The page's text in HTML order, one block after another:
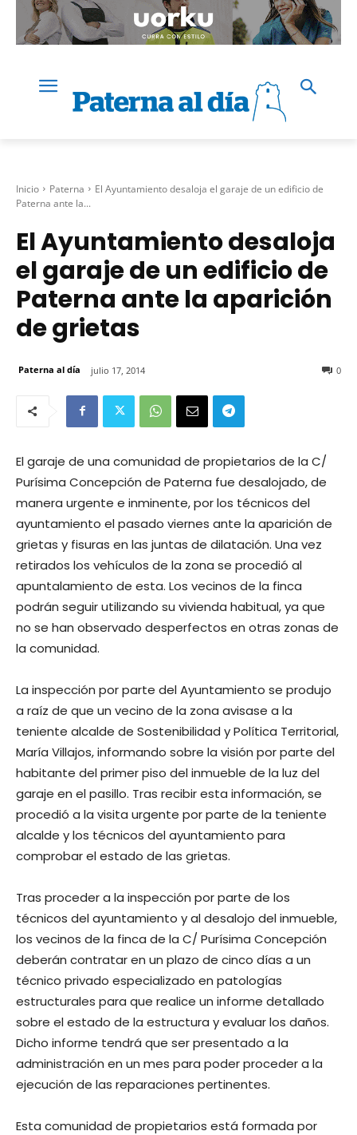
Inicio Paterna
El Ayuntamiento desaloja el garaje de un edificio de
Paterna ante la...
El Ayuntamiento desaloja
el garaje de un edificio de
Paterna ante la aparición
de grietas
Paterna al día julio 17, 2014 0
El garaje de una comunidad de propietarios de la C/
Purísima Concepción de Paterna fue desalojado, de
manera urgente e inminente, por los técnicos del
ayuntamiento el pasado viernes ante la aparición de
grietas y fisuras en las juntas de dilatación. Una vez
retirados los vehículos de la zona se procedió al
apuntalamiento de esta. Los vecinos de la finca
podrán seguir utilizando su vivienda habitual, ya que
no se han observado desperfectos en otras zonas de
la comunidad.
La inspección por parte del Ayuntamiento se produjo
a raíz de que un vecino de la zona avisase a la
teniente alcalde de Sostenibilidad y Política Territorial,
María Villajos, informando sobre la visión por parte del
habitante del primer piso del inmueble de la luz del
garaje en el pasillo. Tras recibir esta información, se
procedió a la visita urgente por parte de la teniente
alcalde y los técnicos del ayuntamiento para
comprobar el estado de las grietas.
Tras proceder a la inspección por parte de los
técnicos del ayuntamiento y al desalojo del inmueble,
los vecinos de la finca de la C/ Purísima Concepción
deberán contratar en un plazo de cinco días a un
técnico privado especializado en patologías
estructurales para que realice un informe detallado
sobre el estado de la estructura y evaluar los daños.
Dicho informe tendrá que ser presentado a la
administración en un mes para poder proceder a la
ejecución de las reparaciones pertinentes.
Esta comunidad de propietarios está formada por